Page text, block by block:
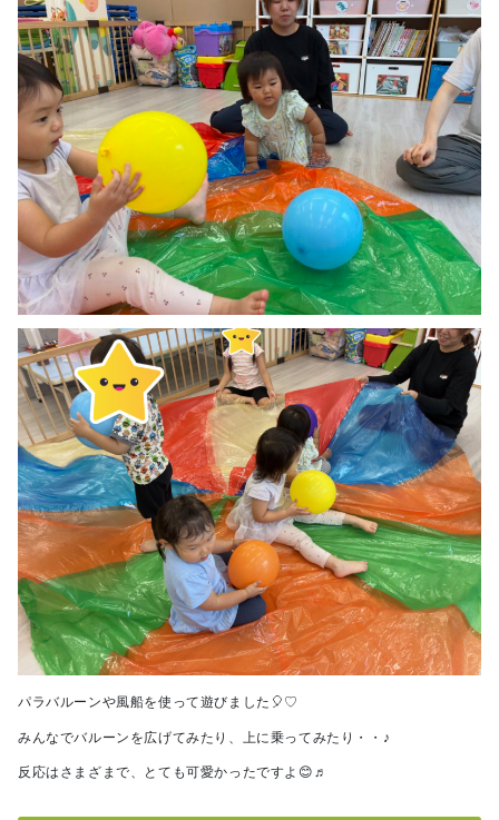
パラバルーンや風船を使って遊びました🎈♡
みんなでバルーンを広げてみたり、上に乗ってみたり・・♪
反応はさまざまで、とても可愛かったですよ😊♬